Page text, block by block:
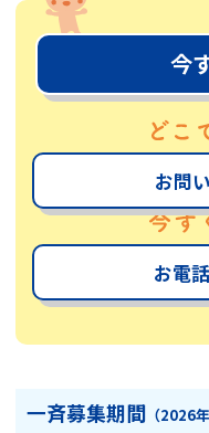
今
お問
お電
一斉募集期間 （2026